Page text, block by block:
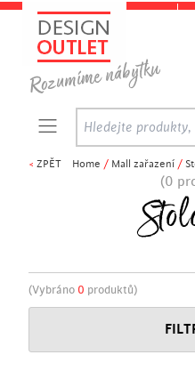
< ZPĚT Home / Mall zařazení /
(0
(Vybráno 0 produktů)